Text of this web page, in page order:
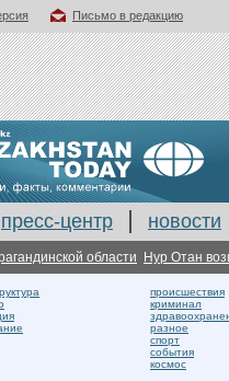
Письмо в редакцию
пресс-центр новости
области Нур Отан
происшествия
криминал
разное
спорт
события
космос